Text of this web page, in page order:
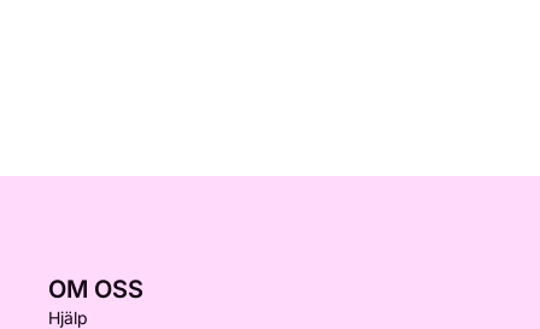
OM OSS
Hjälp